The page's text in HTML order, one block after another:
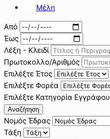
Μέλη
Από
Έως
Λέξη - Κλειδί
Πρωτοκολλο/Αριθμός
Επιλέξτε Έτος
Επιλέξτε Φορέα
Επιλέξτε Κατηγορία Εγγράφου
Αναζήτηση
Νομός Έδρας
Τάξη